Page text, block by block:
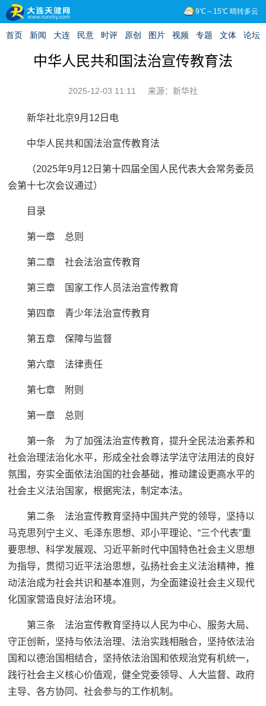
中华人民共和国法治宣传教育法
2025-12-03 11:11 来源：新华社
新华社北京9月12日电
中华人民共和国法治宣传教育法
（2025年9月12日第十四届全国人民代表大会常务委员
会第十七次会议通过）
目录
第一章 总则
第二章 社会法治宣传教育
第三章 国家工作人员法治宣传教育
第四章 青少年法治宣传教育
第五章 保障与监督
第六章 法律责任
第七章 附则
第一章 总则
第一条 为了加强法治宣传教育，提升全民法治素养和
社会治理法治化水平，形成全社会尊法学法守法用法的良好
氛围，夯实全面依法治国的社会基础，推动建设更高水平的
社会主义法治国家，根据宪法，制定本法。
第二条 法治宣传教育坚持中国共产党的领导，坚持以
马克思列宁主义、毛泽东思想、邓小平理论、“三个代表”重
要思想、科学发展观、习近平新时代中国特色社会主义思想
为指导，贯彻习近平法治思想，弘扬社会主义法治精神，推
动法治成为社会共识和基本准则，为全面建设社会主义现代
化国家营造良好法治环境。
第三条 法治宣传教育坚持以人民为中心、服务大局、
守正创新，坚持与依法治理、法治实践相融合，坚持依法治
国和以德治国相结合，坚持依法治国和依规治党有机统一，
践行社会主义核心价值观，健全党委领导、人大监督、政府
主导、各方协同、社会参与的工作机制。